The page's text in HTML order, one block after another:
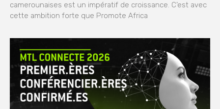
camerounaises est un impératif de croissance. C’est avec
cette ambition forte que Promote Africa